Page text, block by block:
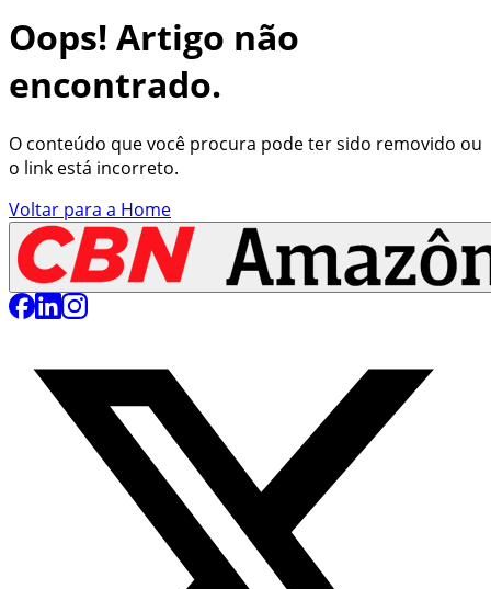
Oops! Artigo não
encontrado.
O conteúdo que você procura pode ter sido removido ou
o link está incorreto.
Voltar para a Home